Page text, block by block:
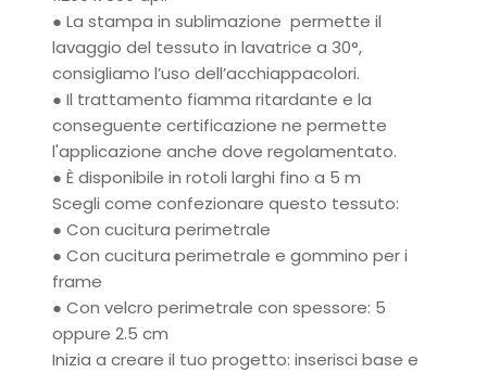
● La stampa in sublimazione permette il
lavaggio del tessuto in lavatrice a 30°,
consigliamo l’uso dell’acchiappacolori.
● Il trattamento fiamma ritardante e la
conseguente certificazione ne permette
l'applicazione anche dove regolamentato.
● È disponibile in rotoli larghi fino a 5 m
Scegli come confezionare questo tessuto:
● Con cucitura perimetrale
● Con cucitura perimetrale e gommino per i
frame
● Con velcro perimetrale con spessore: 5
oppure 2.5 cm
Inizia a creare il tuo progetto: inserisci base e